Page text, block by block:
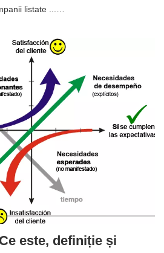
listate ...…
este, definiție și